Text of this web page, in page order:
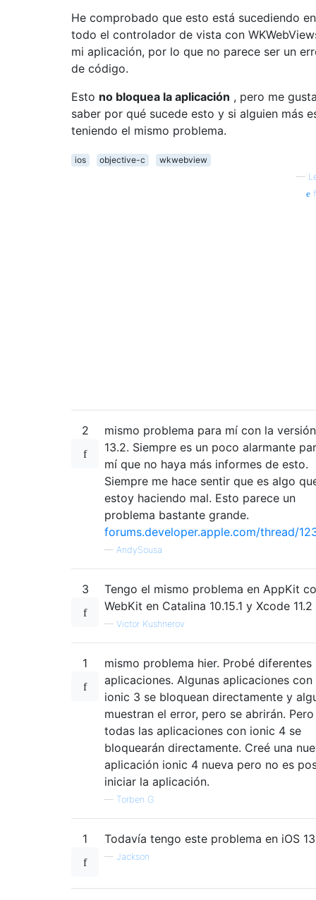
He comprobado que esto está sucediendo en
todo el controlador de vista con
mi aplicación, por lo que no parece ser un
de código.
Esto no bloquea la aplicación , pero me
saber por qué sucede esto y si alguien más
teniendo el mismo problema.
ios objective-c
wkwebview
—
2
mismo problema para mí con la
13.2. Siempre es un poco alarmante
mí que no haya más informes de esto.
Siempre me hace sentir que es algo
estoy haciendo mal. Esto parece un
problema bastante grande.
forums.developer.apple.com/thread/
— AndySousa
3
Tengo el mismo problema en AppKit
WebKit en Catalina 10.15.1 y Xcode 11.2
— Victor Kushnerov
1
mismo problema hier. Probé diferentes
aplicaciones. Algunas aplicaciones con
ionic 3 se bloquean directamente y
muestran el error, pero se abrirán. Pero
todas las aplicaciones con ionic 4 se
bloquearán directamente. Creé una
aplicación ionic 4 nueva pero no es
iniciar la aplicación.
— Torben G
1 Todavía tengo este problema en iOS
— Jackson